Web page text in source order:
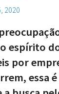
2020
espírito
por
essa é